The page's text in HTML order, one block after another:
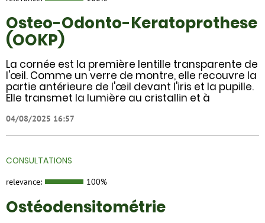
Osteo-Odonto-Keratoprothese
(OOKP)
La cornée est la première lentille transparente de
l'œil. Comme un verre de montre, elle recouvre la
partie antérieure de l'œil devant l'iris et la pupille.
Elle transmet la lumière au cristallin et à
04/08/2025 16:57
CONSULTATIONS
relevance: 100%
Ostéodensitométrie